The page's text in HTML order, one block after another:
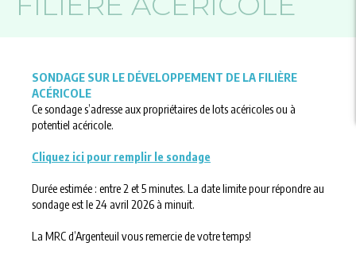
SONDAGE SUR LE DÉVELOPPEMENT DE LA FILIÈRE
ACÉRICOLE
Ce sondage s’adresse aux propriétaires de lots acéricoles ou à
potentiel acéricole.
Cliquez ici pour remplir le sondage
Durée estimée : entre 2 et 5 minutes. La date limite pour répondre au
sondage est le 24 avril 2026 à minuit.
La MRC d’Argenteuil vous remercie de votre temps!